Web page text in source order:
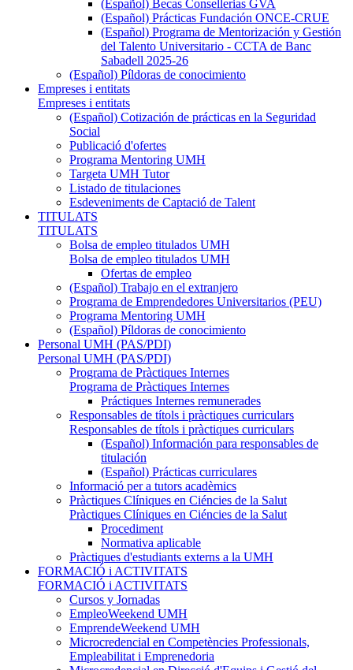
(Español) Becas Consellerias GVA
(Español) Prácticas Fundación ONCE-CRUE
(Español) Programa de Mentorización y Gestión
del Talento Universitario - CCTA de Banc
Sabadell 2025-26
(Español) Píldoras de conocimiento
Empreses i entitats
Empreses i entitats
(Español) Cotización de prácticas en la Seguridad
Social
Publicació d'ofertes
Programa Mentoring UMH
Targeta UMH Tutor
Listado de titulaciones
Esdeveniments de Captació de Talent
TITULATS
TITULATS
Bolsa de empleo titulados UMH
Bolsa de empleo titulados UMH
Ofertas de empleo
(Español) Trabajo en el extranjero
Programa de Emprendedores Universitarios (PEU)
Programa Mentoring UMH
(Español) Píldoras de conocimiento
Personal UMH (PAS/PDI)
Personal UMH (PAS/PDI)
Programa de Pràctiques Internes
Programa de Pràctiques Internes
Práctiques Internes remunerades
Responsables de títols i pràctiques curriculars
Responsables de títols i pràctiques curriculars
(Español) Información para responsables de
titulación
(Español) Prácticas curriculares
Informació per a tutors acadèmics
Pràctiques Clíniques en Ciéncies de la Salut
Pràctiques Clíniques en Ciéncies de la Salut
Procediment
Normativa aplicable
Pràctiques d'estudiants externs a la UMH
FORMACIÓ i ACTIVITATS
FORMACIÓ i ACTIVITATS
Cursos y Jornadas
EmpleoWeekend UMH
EmprendeWeekend UMH
Microcredencial en Competències Professionals,
Empleabilitat i Emprenedoria